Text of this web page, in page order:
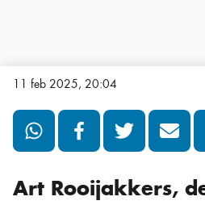
11 feb 2025, 20:04
Art Rooijakkers,